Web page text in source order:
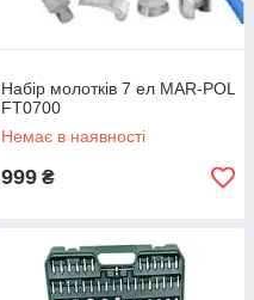
Набір молотків 7 ел MAR-POL
FT0700
Немає в наявності
999 ₴